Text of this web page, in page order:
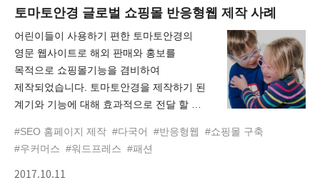
토마토안경 글로벌 쇼핑몰 반응형웹 제작 사례
어린이들이 사용하기 편한 토마토안경의
영문 웹사이트로 해외 판매와 홍보를
목적으로 쇼핑몰기능을 겸비하여
제작되었습니다. 토마토안경을 제작하기 된
계기와 기능에 대해 효과적으로 전달 할 수
판매기능과 함께 거래하고 있는 해외
도매점 및 판매점에 대한 정보를 제공하고
있습니다.
#SEO 홈페이지 제작 #다국어 #반응형웹
#쇼핑몰 구축
#우커머스 #워드프레스 #패션
2017.10.11